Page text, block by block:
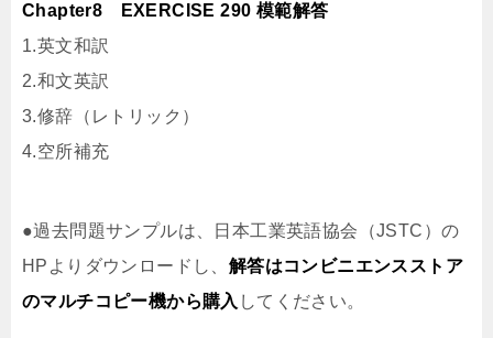
Chapter8 EXERCISE 290 模範解答
1.英文和訳
2.和文英訳
3.修辞（レトリック）
4.空所補充
●過去問題サンプルは、日本工業英語協会（JSTC）の
HPよりダウンロードし、 解答はコンビニエンスストア
のマルチコピー機から購入 してください。